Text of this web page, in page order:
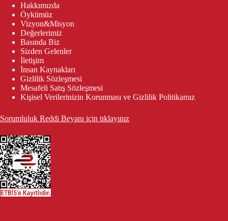
Hakkımızda
Öykümüz
Vizyon&Misyon
Değerlerimiz
Basında Biz
Sizden Gelenler
İletişim
İnsan Kaynakları
Gizlilik Sözleşmesi
Mesafeli Satış Sözleşmesi
Kişisel Verilerinizin Korunması ve Gizlilik Politikamız
Sorumluluk Reddi Beyanı için tıklayınız